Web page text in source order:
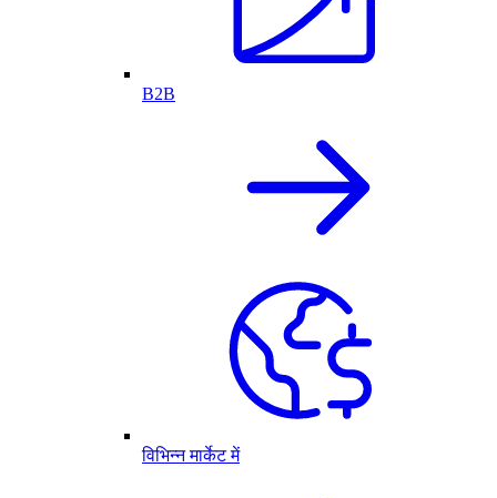
B2B
विभिन्न मार्केट में